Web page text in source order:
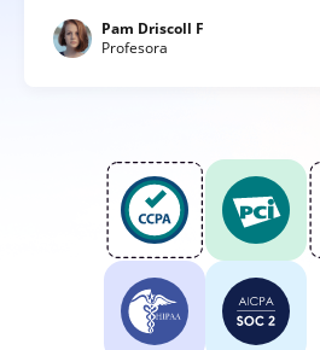
Pam Driscoll F
Profesora